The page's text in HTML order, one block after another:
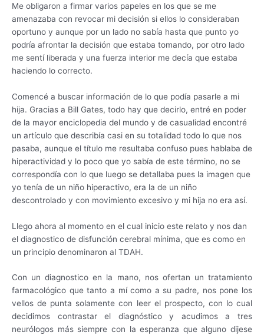
Me obligaron a firmar varios papeles en los que se me
amenazaba con revocar mi decisión si ellos lo consideraban
oportuno y aunque por un lado no sabía hasta que punto yo
podría afrontar la decisión que estaba tomando, por otro lado
me sentí liberada y una fuerza interior me decía que estaba
haciendo lo correcto.
Comencé a buscar información de lo que podía pasarle a mi
hija. Gracias a Bill Gates, todo hay que decirlo, entré en poder
de la mayor enciclopedia del mundo y de casualidad encontré
un artículo que describía casi en su totalidad todo lo que nos
pasaba, aunque el título me resultaba confuso pues hablaba de
hiperactividad y lo poco que yo sabía de este término, no se
correspondía con lo que luego se detallaba pues la imagen que
yo tenía de un niño hiperactivo, era la de un niño
descontrolado y con movimiento excesivo y mi hija no era así.
Llego ahora al momento en el cual inicio este relato y nos dan
el diagnostico de disfunción cerebral mínima, que es como en
un principio denominaron al TDAH.
Con un diagnostico en la mano, nos ofertan un tratamiento
farmacológico que tanto a mí como a su padre, nos pone los
vellos de punta solamente con leer el prospecto, con lo cual
decidimos contrastar el diagnóstico y acudimos a tres
neurólogos más siempre con la esperanza que alguno dijese